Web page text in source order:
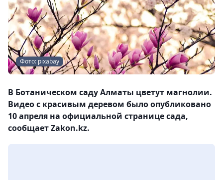
Фото: pixabay
В Ботаническом саду Алматы цветут магнолии.
Видео с красивым деревом было опубликовано
10 апреля на официальной странице сада,
сообщает Zakon.kz.